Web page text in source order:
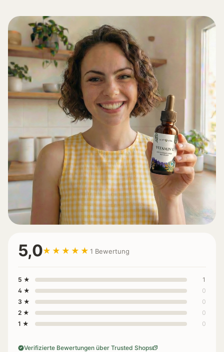
5,0★★★★★1 Bewertung
5 ★
1
4 ★
0
3 ★
0
2 ★
0
1 ★
0
Verifizierte Bewertungen über Trusted Shops